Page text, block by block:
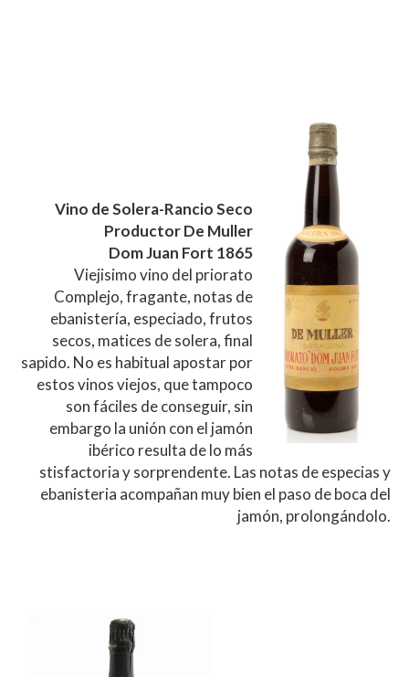
Vino de Solera-Rancio Seco
Productor De Muller
Dom Juan Fort 1865
Viejisimo vino del priorato
Complejo, fragante, notas de
ebanistería, especiado, frutos
secos, matices de solera, final
sapido. No es habitual apostar por
estos vinos viejos, que tampoco
son fáciles de conseguir, sin
embargo la unión con el jamón
ibérico resulta de lo más
stisfactoria y sorprendente. Las notas de especias y
ebanisteria acompañan muy bien el paso de boca del
jamón, prolongándolo.